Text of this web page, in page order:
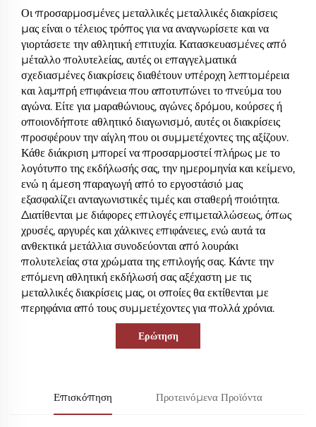
Οι προσαρμοσμένες μεταλλικές μεταλλικές διακρίσεις
μας είναι ο τέλειος τρόπος για να αναγνωρίσετε και να
γιορτάσετε την αθλητική επιτυχία. Κατασκευασμένες από
μέταλλο πολυτελείας, αυτές οι επαγγελματικά
σχεδιασμένες διακρίσεις διαθέτουν υπέροχη λεπτομέρεια
και λαμπρή επιφάνεια που αποτυπώνει το πνεύμα του
αγώνα. Είτε για μαραθώνιους, αγώνες δρόμου, κούρσες ή
οποιονδήποτε αθλητικό διαγωνισμό, αυτές οι διακρίσεις
προσφέρουν την αίγλη που οι συμμετέχοντες της αξίζουν.
Κάθε διάκριση μπορεί να προσαρμοστεί πλήρως με το
λογότυπο της εκδήλωσής σας, την ημερομηνία και κείμενο,
ενώ η άμεση παραγωγή από το εργοστάσιό μας
εξασφαλίζει ανταγωνιστικές τιμές και σταθερή ποιότητα.
Διατίθενται με διάφορες επιλογές επιμεταλλώσεως, όπως
χρυσές, αργυρές και χάλκινες επιφάνειες, ενώ αυτά τα
ανθεκτικά μετάλλια συνοδεύονται από λουράκι
πολυτελείας στα χρώματα της επιλογής σας. Κάντε την
επόμενη αθλητική εκδήλωσή σας αξέχαστη με τις
μεταλλικές διακρίσεις μας, οι οποίες θα εκτίθενται με
περηφάνια από τους συμμετέχοντες για πολλά χρόνια.
Ερώτηση
Επισκόπηση Προτεινόμενα Προϊόντα